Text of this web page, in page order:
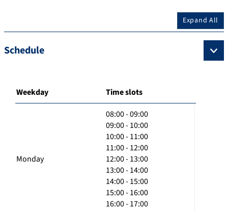
Expand All
Schedule
Weekday Time slots
Monday
08:00 - 09:00
09:00 - 10:00
10:00 - 11:00
11:00 - 12:00
12:00 - 13:00
13:00 - 14:00
14:00 - 15:00
15:00 - 16:00
16:00 - 17:00